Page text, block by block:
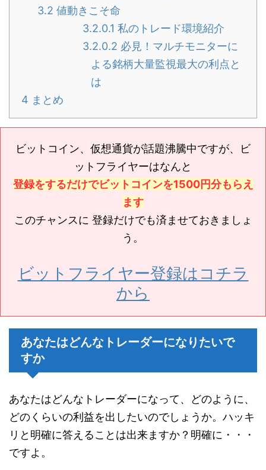
3.2 値動きこそ命
3.2.0.1 私のトレード環境紹介
3.2.0.2 必見！マルチモニターに
よる銘柄大量監視最大の利点と
は
4 まとめ
ビットコイン、仮想通貨が話題沸騰中ですが、ビ
ットフライヤーはなんと
登録をするだけでビットコインを1500円分もらえ
ます
このチャンスに 登録だけでも済ませておきましょ
う。
ビットフライヤー登録はコチラ
から
あなたはどんなトレーダーになりたいで
すか
あなたはどんなトレーダーになって、どのように、
どのくらいの利益を出したいのでしょうか。ハッキ
リと明確に答えることは出来ますか？明確に・・・
ですよ。